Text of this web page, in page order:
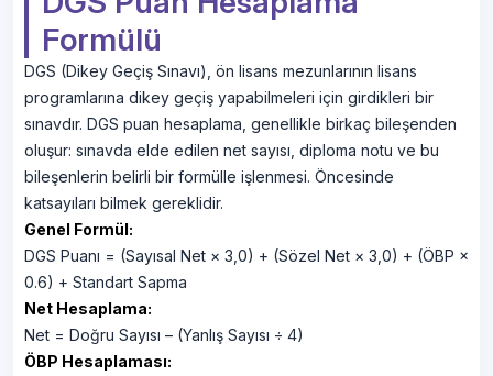
Formülü
DGS (Dikey Geçiş Sınavı), ön lisans mezunlarının lisans
programlarına dikey geçiş yapabilmeleri için girdikleri bir
sınavdır. DGS puan hesaplama, genellikle birkaç bileşenden
oluşur: sınavda elde edilen net sayısı, diploma notu ve bu
bileşenlerin belirli bir formülle işlenmesi. Öncesinde
katsayıları bilmek gereklidir.
Genel Formül:
DGS Puanı = (Sayısal Net × 3,0) + (Sözel Net × 3,0) + (ÖBP ×
0.6) + Standart Sapma
Net Hesaplama:
Net = Doğru Sayısı – (Yanlış Sayısı ÷ 4)
ÖBP Hesaplaması: